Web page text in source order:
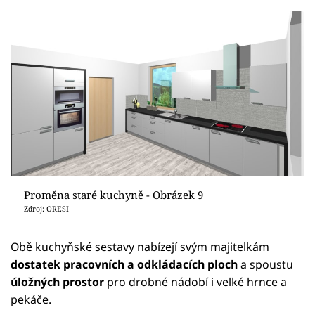
Proměna staré kuchyně - Obrázek 9
Zdroj: ORESI
Obě kuchyňské sestavy nabízejí svým majitelkám
dostatek pracovních a odkládacích plocha spoustu
úložných prostor pro drobné nádobí i velké hrnce a
pekáče.